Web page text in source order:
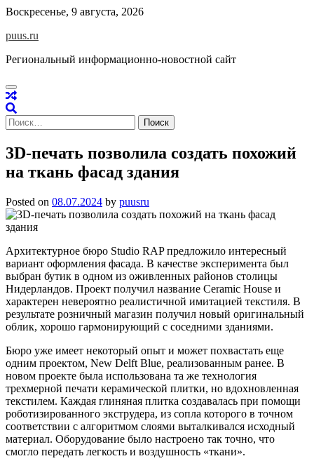
Skip
content
Воскресенье, 9 августа, 2026
puus.ru
Региональный информационно-новостной сайт
Найти:
3D-печать позволила создать похожий
на ткань фасад здания
Posted on 08.07.2024 by puusru
Архитектурное бюро Studio RAP предложило интересный
вариант оформления фасада. В качестве эксперимента был
выбран бутик в одном из оживленных районов столицы
Нидерландов. Проект получил название Ceramic House и
характерен невероятно реалистичной имитацией текстиля. В
результате розничный магазин получил новый оригинальный
облик, хорошо гармонирующий с соседними зданиями.
Бюро уже имеет некоторый опыт и может похвастать еще
одним проектом, New Delft Blue, реализованным ранее. В
новом проекте была использована та же технология
трехмерной печати керамической плитки, но вдохновленная
текстилем. Каждая глиняная плитка создавалась при помощи
роботизированного экструдера, из сопла которого в точном
соответствии с алгоритмом слоями выталкивался исходный
материал. Оборудование было настроено так точно, что
смогло передать легкость и воздушность «ткани».